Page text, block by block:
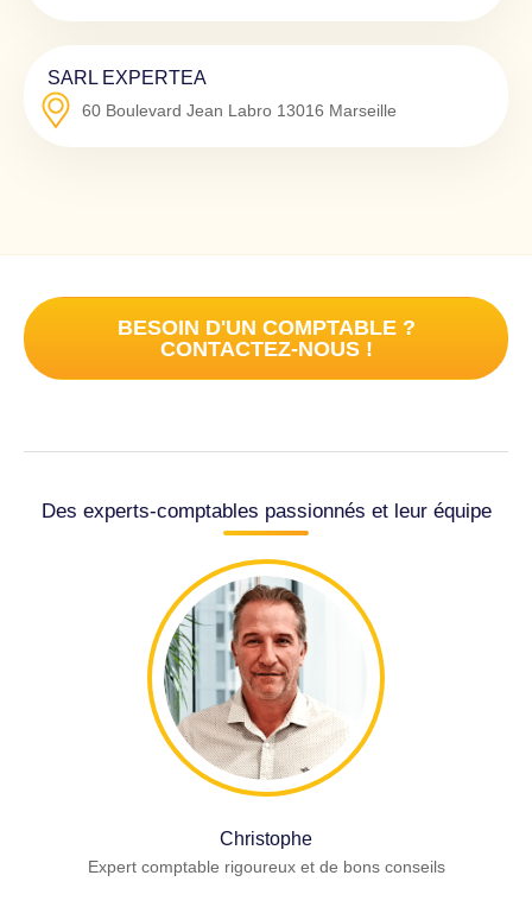
SARL EXPERTEA
60 Boulevard Jean Labro 13016 Marseille
BESOIN D'UN COMPTABLE ?
CONTACTEZ-NOUS !
Des experts-comptables passionnés et leur équipe
Christophe
Expert comptable rigoureux et de bons conseils